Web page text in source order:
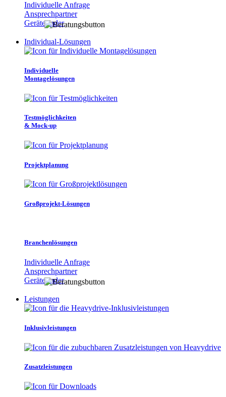
Individuelle Anfrage
Ansprechpartner
Gerätefinder
Individual-Lösungen
Individuelle
Montagelösungen
Testmöglichkeiten
& Mock-up
Projektplanung
Großprojekt-Lösungen
Branchenlösungen
Individuelle Anfrage
Ansprechpartner
Gerätefinder
Leistungen
Inklusivleistungen
Zusatzleistungen